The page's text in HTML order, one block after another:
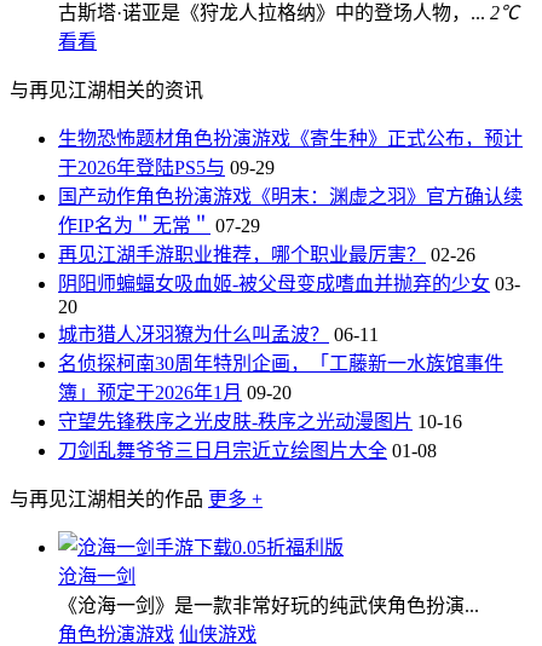
古斯塔·诺亚是《狩龙人拉格纳》中的登场人物，... 2℃
看看
与再见江湖相关的资讯
生物恐怖题材角色扮演游戏《寄生种》正式公布，预计
于2026年登陆PS5与 09-29
国产动作角色扮演游戏《明末：渊虚之羽》官方确认续
作IP名为＂无常＂ 07-29
再见江湖手游职业推荐，哪个职业最厉害？
02-26
阴阳师蝙蝠女吸血姬-被父母变成嗜血并抛弃的少女 03-
20
城市猎人冴羽獠为什么叫孟波？
06-11
名侦探柯南30周年特別企画，「工藤新一水族馆事件
簿」预定于2026年1月 09-20
守望先锋秩序之光皮肤-秩序之光动漫图片 10-16
刀剑乱舞爷爷三日月宗近立绘图片大全 01-08
与再见江湖相关的作品 更多 +
沧海一剑
《沧海一剑》是一款非常好玩的纯武侠角色扮演...
角色扮演游戏 仙侠游戏